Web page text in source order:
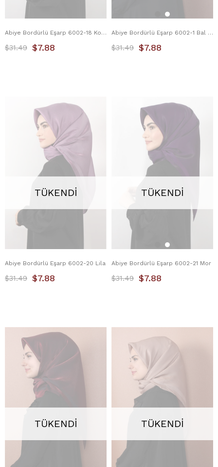
Abiye Bordürlü Eşarp 6002-18 Koyu Gri
$7.88
$31.49
Abiye Bordürlü Eşarp 6002-1 Bal Köpüğü
$7.88
$31.49
TÜKENDI
Abiye Bordürlü Eşarp 6002-20 Lila
$7.88
$31.49
TÜKENDI
Abiye Bordürlü Eşarp 6002-21 Mor
$7.88
$31.49
TÜKENDI TÜKENDI